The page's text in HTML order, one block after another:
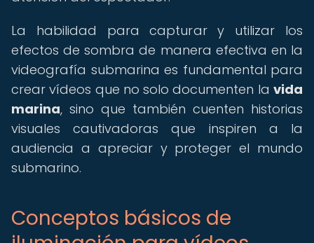
La habilidad para capturar y utilizar los
efectos de sombra de manera efectiva en la
videografía submarina es fundamental para
crear vídeos que no solo documenten la vida
marina, sino que también cuenten historias
visuales cautivadoras que inspiren a la
audiencia a apreciar y proteger el mundo
submarino.
Conceptos básicos de